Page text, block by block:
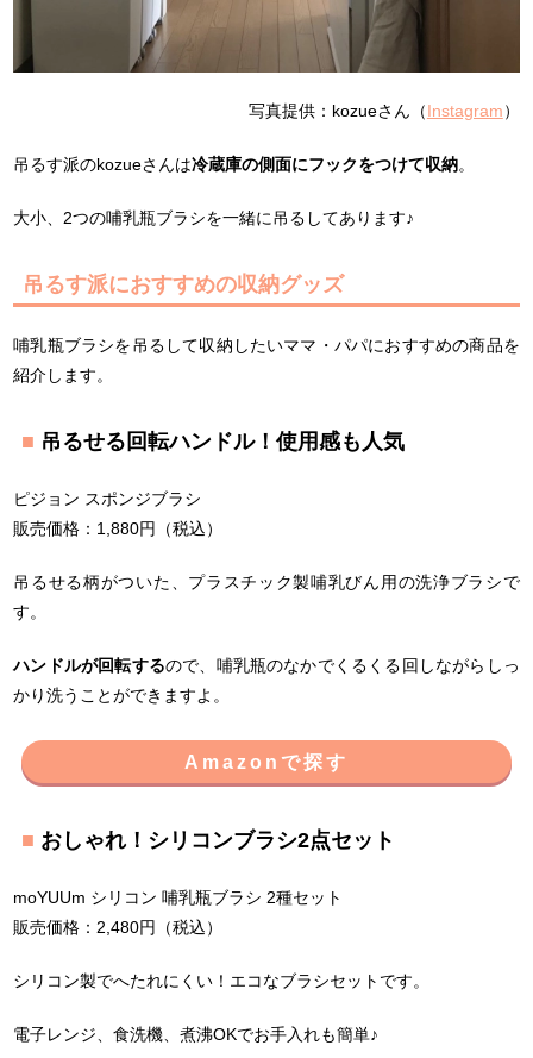
写真提供：kozueさん（Instagram）
吊るす派のkozueさんは冷蔵庫の側面にフックをつけて収納。
大小、2つの哺乳瓶ブラシを一緒に吊るしてあります♪
吊るす派におすすめの収納グッズ
哺乳瓶ブラシを吊るして収納したいママ・パパにおすすめの商品を
紹介します。
吊るせる回転ハンドル！使用感も人気
ピジョン スポンジブラシ
販売価格：1,880円（税込）
吊るせる柄がついた、プラスチック製哺乳びん用の洗浄ブラシで
す。
ハンドルが回転するので、哺乳瓶のなかでくるくる回しながらしっ
かり洗うことができますよ。
Amazonで探す
おしゃれ！シリコンブラシ2点セット
moYUUm シリコン 哺乳瓶ブラシ 2種セット
販売価格：2,480円（税込）
シリコン製でへたれにくい！エコなブラシセットです。
電子レンジ、食洗機、煮沸OKでお手入れも簡単♪